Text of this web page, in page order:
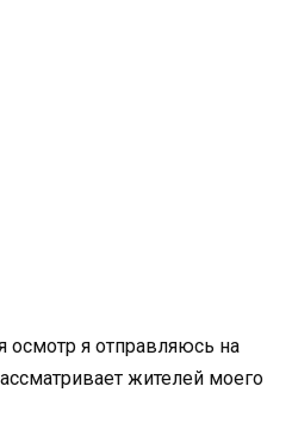
осмотр я отправляюсь на
жителей моего